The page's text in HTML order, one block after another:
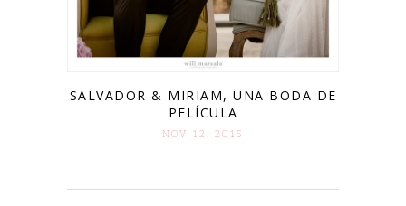
SALVADOR & MIRIAM, UNA BODA DE
PELÍCULA
NOV 12. 2015